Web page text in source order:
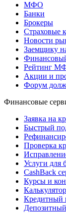
МФО
Банки
Брокеры
Страховые
Новости
Заемщику
Рейтинг
Акции и
Форум
Финансовые
Заявка на
Быстрый
Проверка
Услуги для
CashBack
Курсы и
Кредитный